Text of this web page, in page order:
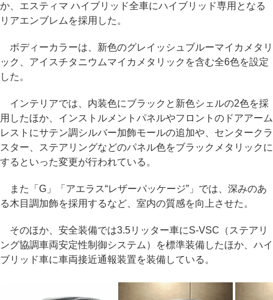
か、エスティマ ハイブリッド全車にハイブリッド専用となる
リアエンブレムを採用した。
ボディーカラーは、新色のグレイッシュブルーマイカメタリ
ック、アイスチタニウムマイカメタリックを含む全6色を設定
した。
インテリアでは、内装色にブラックと新色シェルの2色を採
用したほか、インストルメントパネルやフロントのドアアーム
レストにサテン調シルバー加飾モールの追加や、センタークラ
スター、ステアリングなどのパネル色をブラックメタリックに
するといった変更が行われている。
また「G」「アエラス“レザーパッケージ”」では、深みのあ
る木目調加飾を採用するなど、室内の質感を向上させた。
そのほか、安全装備では3.5リッター車にS-VSC（ステアリ
ング協調車両安定性制御システム）を標準装備したほか、ハイ
ブリッド車に車両接近通報装置を装備している。